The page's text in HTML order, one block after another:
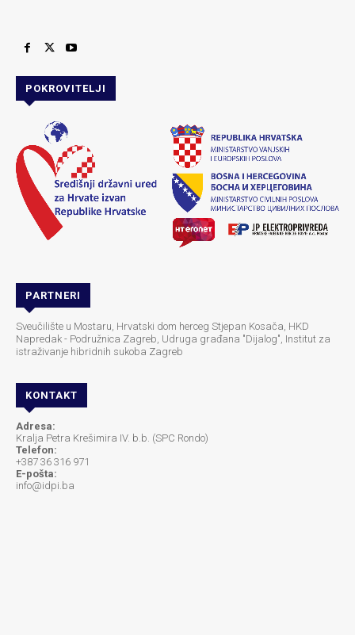
POKROVITELJI
PARTNERI
Sveučilište u Mostaru, Hrvatski dom herceg Stjepan Kosača, HKD
Napredak - Podružnica Zagreb, Udruga građana "Dijalog", Institut za
istraživanje hibridnih sukoba Zagreb
KONTAKT
Adresa:
Kralja Petra Krešimira IV. b.b. (SPC Rondo)
Telefon:
+387 36 316 971
E-pošta:
info@idpi.ba